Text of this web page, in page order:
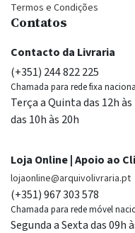
Termos e Condições
Contatos
Contacto da Livraria
(+351) 244 822 225
Chamada para rede fixa
Terça a Quinta das 12h
das 10h às 20h
Loja Online | Apoio ao
lojaonline@arquivolivraria.pt
(+351) 967 303 578
Chamada para rede móvel
Segunda a Sexta das 09h